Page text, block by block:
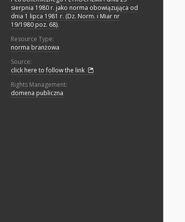
sierpnia 1980 r. jako norma obowiązująca od
dnia 1 lipca 1981 r. (Dz. Norm. i Miar nr
19/1980 poz. 68).
Resource Type:
norma branżowa
Source:
click here to follow the link
Rights Management:
domena publiczna